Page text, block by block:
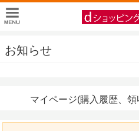
お知らせ
マイページ(購入履歴、